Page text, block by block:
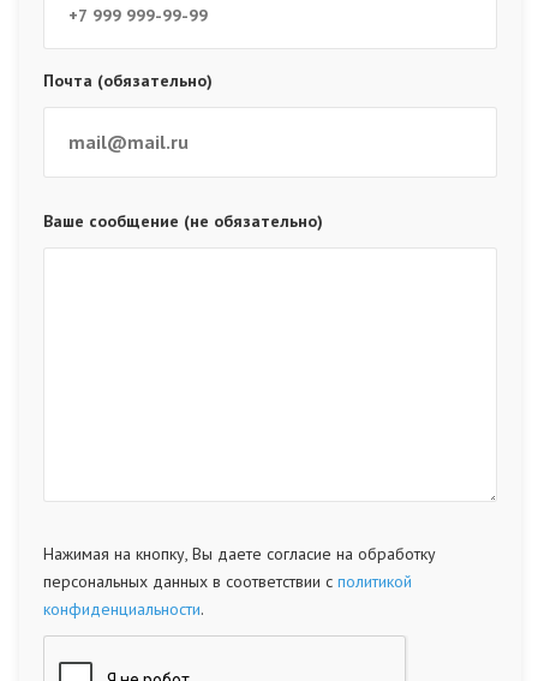
Почта (обязательно)
Ваше сообщение (не обязательно)
Нажимая на кнопку, Вы даете согласие на обработку
персональных данных в соответствии с политикой
конфиденциальности.